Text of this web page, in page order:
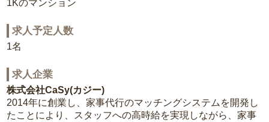
1Kのマンション
求人予定人数
1名
求人企業
株式会社CaSy(カジー)
2014年に創業し、家事代行のマッチングシステムを開発し
たことにより、スタッフへの高時給を実現しながら、家事